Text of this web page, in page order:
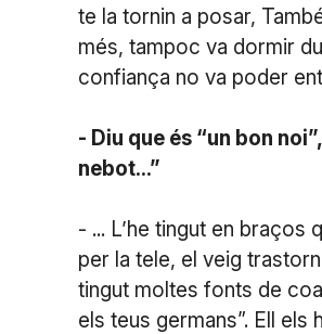
te la tornin a posar,
més, tampoc va dormir
confiança no va poder
- Diu que és “un bon
nebot...”
- ... L’he tingut en braços
per la tele, el veig
tingut moltes fonts de
els teus germans”. Ell